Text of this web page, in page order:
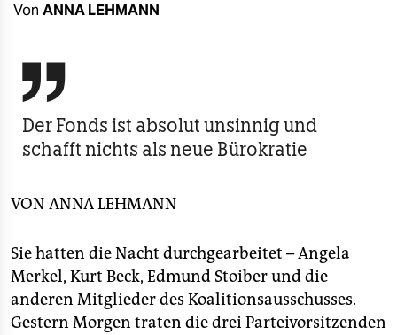
verlag
fragen & hilfe
unterstützen
abo
Von ANNA LEHMANN

Der Fonds ist absolut unsinnig und
schafft nichts als neue Bürokratie
VON ANNA LEHMANN
Sie hatten die Nacht durchgearbeitet – Angela
Merkel, Kurt Beck, Edmund Stoiber und die
anderen Mitglieder des Koalitionsausschusses.
Gestern Morgen traten die drei Parteivorsitzenden